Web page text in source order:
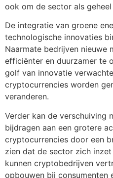
ook om de sector als
De integratie van groene
technologische innovaties
Naarmate bedrijven nieuwe
efficiënter en duurzamer te
golf van innovatie
cryptocurrencies worden
veranderen.
Verder kan de verschuiving
bijdragen aan een grotere
cryptocurrencies door een
zien dat de sector zich
kunnen cryptobedrijven
opbouwen bij consumenten